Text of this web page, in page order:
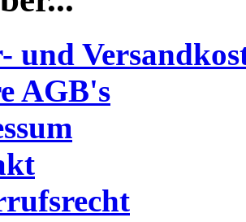
und
AGB's